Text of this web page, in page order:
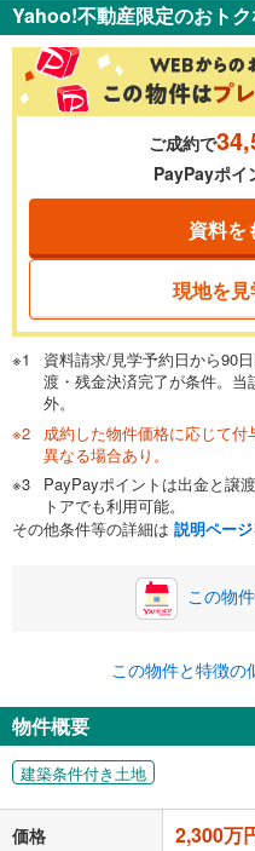
Yahoo!不動産限定のおト
ご成約で
PayPayポイ
資料を
現地を
資料請求/見学予約日から90
渡・残金決済完了が条件。
外。
成約した物件価格に応じて
異なる場合あり。
PayPayポイントは出金と譲
トアでも利用可能。
その他条件等の詳細は 説明ページ
この物
この物件と特徴の
物件概要
建築条件付き土地
価格 2,300万